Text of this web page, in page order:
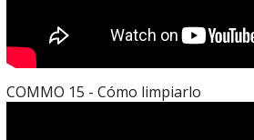
COMMO 15 - Cómo limpiarlo